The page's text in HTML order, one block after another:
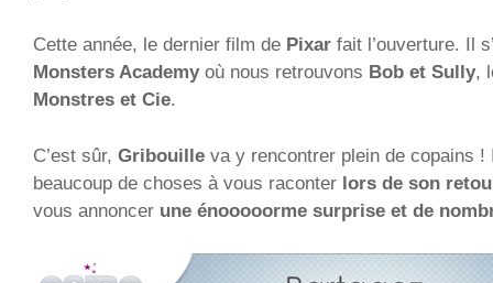
Cette année, le dernier film de Pixar fait l’ouverture. Il
Monsters Academyoù nous retrouvons Bob et Sully,
Monstres et Cie.
C’est sûr, Gribouille va y rencontrer plein de copains !
beaucoup de choses à vous raconter lors de son
vous annoncer une énooooorme surprise et de